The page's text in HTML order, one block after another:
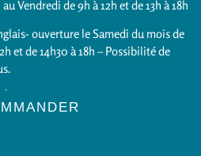
ouverture le Samedi du mois de
et de 14h30 à 18h – Possibilité de